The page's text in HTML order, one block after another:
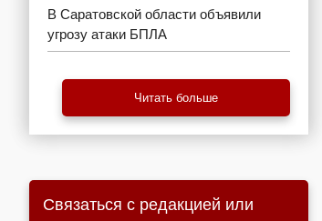
В Саратовской области объявили
угрозу атаки БПЛА
Читать больше
Связаться с редакцией или